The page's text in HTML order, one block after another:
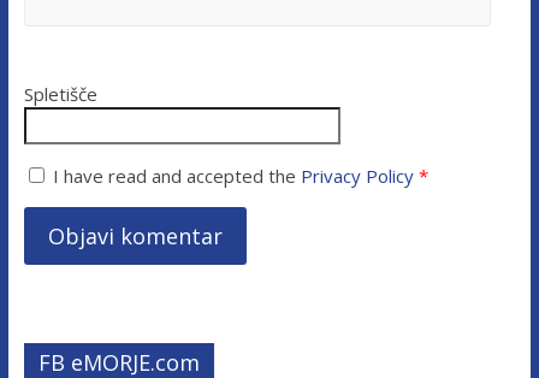
Spletišče
I have read and accepted the Privacy Policy*
FB eMORJE.com